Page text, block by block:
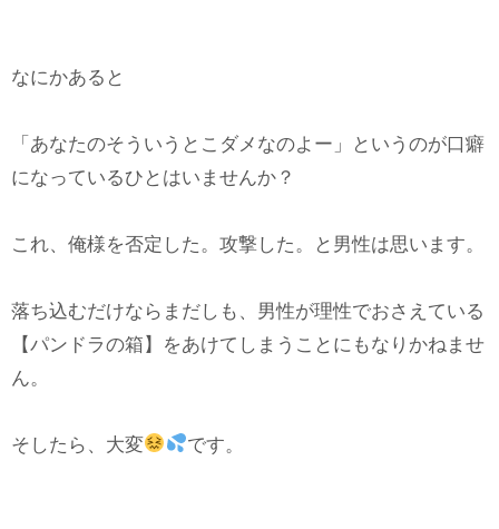
なにかあると
「あなたのそういうとこダメなのよー」というのが口癖
になっているひとはいませんか？
これ、俺様を否定した。攻撃した。と男性は思います。
落ち込むだけならまだしも、男性が理性でおさえている
【パンドラの箱】をあけてしまうことにもなりかねませ
ん。
そしたら、大変 です。